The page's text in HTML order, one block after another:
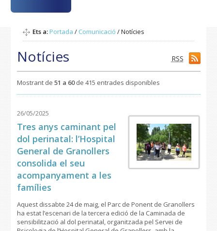
Ets a:Portada / Comunicació /Notícies
Notícies RSS
Mostrant de 51 a 60de 415 entrades disponibles
26/05/2025
Tres anys caminant pel
dol perinatal: l’Hospital
General de Granollers
consolida el seu
acompanyament a les
famílies
Aquest dissabte 24 de maig, el Parc de Ponent de Granollers
ha estat l’escenari de la tercera edició de la Caminada de
sensibilització al dol perinatal, organitzada pel Servei de